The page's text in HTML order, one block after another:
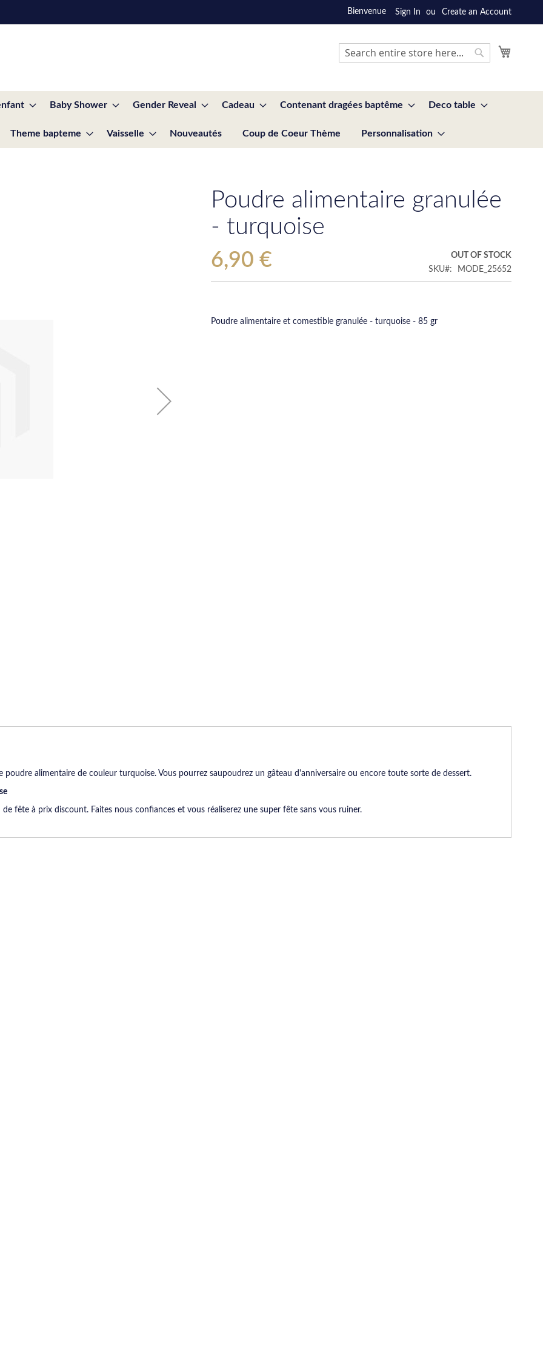
Bienvenue Sign In Create an Account
Search
Baby Shower Gender Reveal Cadeau Contenant dragées baptême Deco table
Theme bapteme Vaisselle Nouveautés Coup de Coeur Thème Personnalisation
Poudre alimentaire granulée
- turquoise
6,90 €
OUT OF STOCK
SKU
MODE_25652
Poudre alimentaire et comestible granulée - turquoise - 85 gr
alimentaire de couleur turquoise. Vous pourrez saupoudrez un gâteau d'anniversaire ou encore toute sorte de dessert.
fête à prix discount. Faites nous confiances et vous réaliserez une super fête sans vous ruiner.